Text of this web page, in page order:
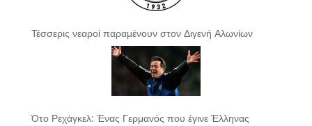
Τέσσερις νεαροί παραμένουν στον Διγενή Αλωνίων
Ότο Ρεχάγκελ: Ένας Γερμανός που έγινε Έλληνας